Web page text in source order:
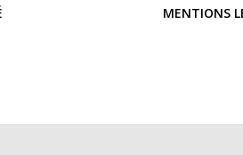
MENTIONS